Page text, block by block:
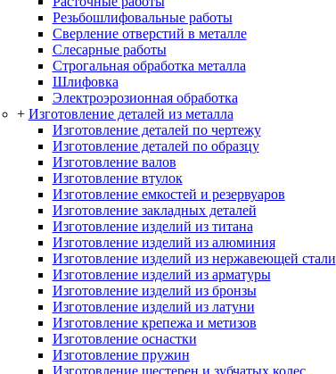
Резьбошлифовальные работы
Сверление отверстий в металле
Слесарные работы
Строгальная обработка металла
Шлифовка
Электроэрозионная обработка
+ Изготовление деталей из металла
Изготовление деталей по чертежу
Изготовление деталей по образцу
Изготовление валов
Изготовление втулок
Изготовление емкостей и резервуаров
Изготовление закладных деталей
Изготовление изделий из титана
Изготовление изделий из алюминия
Изготовление изделий из нержавеющей стали
Изготовление изделий из арматуры
Изготовление изделий из бронзы
Изготовление изделий из латуни
Изготовление крепежа и метизов
Изготовление оснастки
Изготовление пружин
Изготовление шестерен и зубчатых колес